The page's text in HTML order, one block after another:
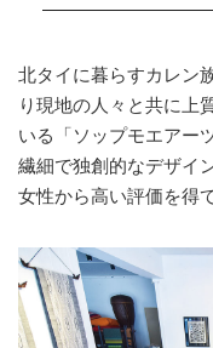
北タイに暮らすカレン
り現地の人々と共に上
いる「ソップモエアー
繊細で独創的なデザイ
女性から高い評価を得